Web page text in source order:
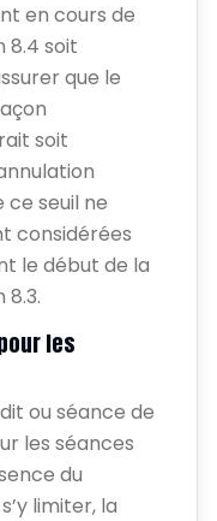
en cours de
8.4 soit
que le
soit
ce seuil ne
considérées
le début de la
8.3.
les
ou séance de
les séances
du
limiter, la